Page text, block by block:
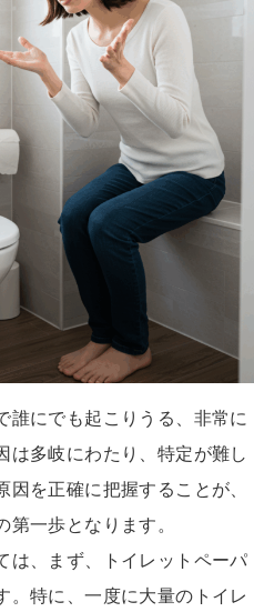
誰にでも起こりうる、非常に
は多岐にわたり、特定が難し
を正確に把握することが、
一歩となります。
は、まず、トイレットペーパ
。特に、一度に大量のトイレ